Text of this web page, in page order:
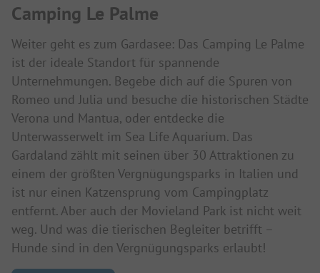
Camping Le Palme
Weiter geht es zum Gardasee: Das Camping Le Palme
ist der ideale Standort für spannende
Unternehmungen. Begebe dich auf die Spuren von
Romeo und Julia und besuche die historischen Städte
Verona und Mantua, oder entdecke die
Unterwasserwelt im Sea Life Aquarium. Das
Gardaland zählt mit seinen über 30 Attraktionen zu
einem der größten Vergnügungsparks in Italien und
ist nur einen Katzensprung vom Campingplatz
entfernt. Aber auch der Movieland Park ist nicht weit
weg. Und was die tierischen Begleiter betrifft –
Hunde sind in den Vergnügungsparks erlaubt!